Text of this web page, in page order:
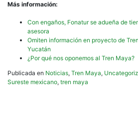
Más información:
Con engaños, Fonatur se adueña de
asesora
Omiten información en proyecto de
Yucatán
¿Por qué nos oponemos al Tren Maya?
Publicada en Noticias, Tren Maya,
Sureste mexicano, tren maya